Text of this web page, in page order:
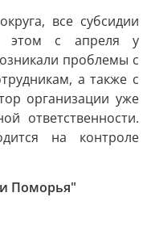
все субсидии
этом с апреля у
проблемы с
а также с
организации уже
ответственности.
на контроле
Поморья"